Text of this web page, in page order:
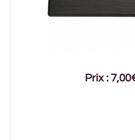
Prix :